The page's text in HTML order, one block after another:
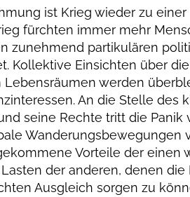
ist Krieg wieder zu einer
fürchten immer mehr
zunehmend partikulären
Kollektive Einsichten über die
werden
An die Stelle des
seine Rechte tritt die Panik
Wanderungsbewegungen
Vorteile der einen
der anderen, denen die
Ausgleich sorgen zu